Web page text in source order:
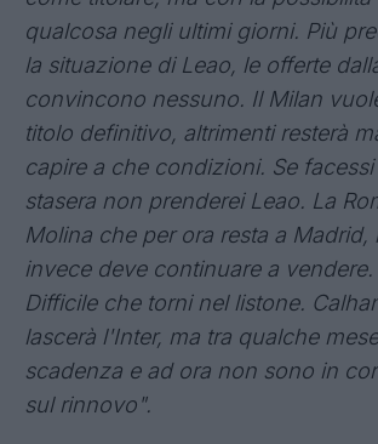
qualcosa negli ultimi giorni. Più
la situazione di Leao, le offerte
convincono nessuno. Il Milan
titolo definitivo, altrimenti resterà
capire a che condizioni. Se
stasera non prenderei Leao. La
Molina che per ora resta a Madrid,
invece deve continuare a
Difficile che torni nel listone.
lascerà l'Inter, ma tra qualche
scadenza e ad ora non sono in
sul rinnovo".